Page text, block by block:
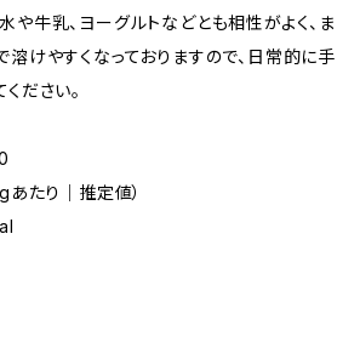
牛乳、ヨーグルトなどとも相性がよく、ま
けやすくなっておりますので、日常的に手
ださい。
たり｜推定値）